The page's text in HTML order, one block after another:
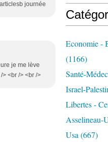
journée
je me lève
<br /> <br />
Economie -
(1166)
Santé-
Israel-
Libertes -
Asselineau-
Usa (667)